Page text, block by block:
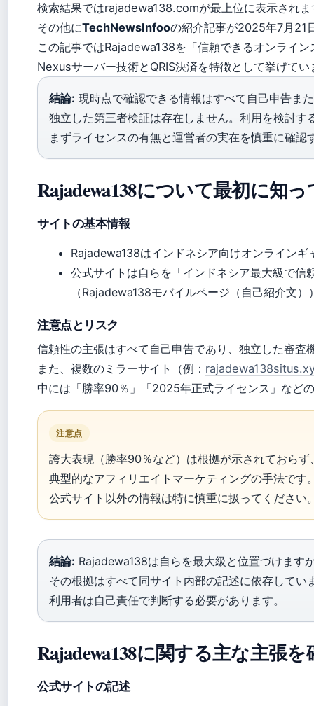
検索結果ではrajadewa138.comが最上位に表示されま
その他にTechNewsInfooの紹介記事が2025年7月21
この記事ではRajadewa138を「信頼できるオンライ
Nexusサーバー技術とQRIS決済を特徴として挙げてい
結論: 現時点で確認できる情報はすべて自己申告ま
独立した第三者検証は存在しません。利用を検討す
まずライセンスの有無と運営者の実在を慎重に確認
Rajadewa138について最初に知
サイトの基本情報
Rajadewa138はインドネシア向けオンライン
公式サイトは自らを「インドネシア最大級で信
（Rajadewa138モバイルページ（自己紹介文）
注意点とリスク
信頼性の主張はすべて自己申告であり、独立した審
また、複数のミラーサイト（例：
中には「勝率90％」「2025年正式ライセンス」など
注意点
誇大表現（勝率90％など）は根拠が示されておらず
典型的なアフィリエイトマーケティングの手法です
公式サイト以外の情報は特に慎重に扱ってください
結論: Rajadewa138は自らを最大級と位置づけます
その根拠はすべて同サイト内部の記述に依存してい
利用者は自己責任で判断する必要があります。
Rajadewa138に関する主な主張
公式サイトの記述